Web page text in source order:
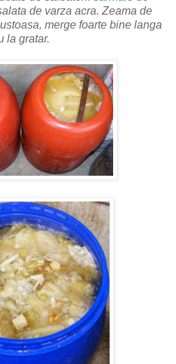
de varza acra. Zeama de
merge foarte bine langa
la gratar.